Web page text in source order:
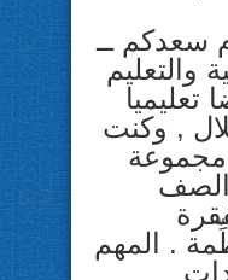
سعدكم ــ
والتعليم
تعليميا
, وكنت
مجموعة
الصف
. المهم